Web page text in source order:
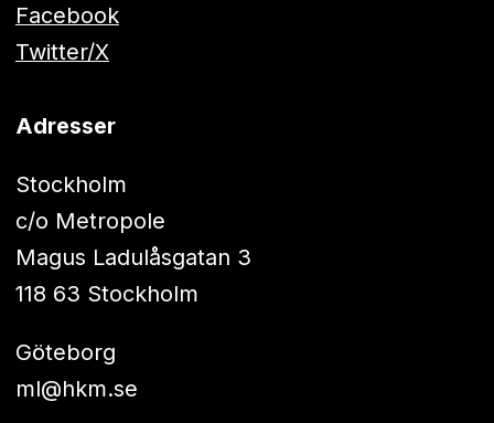
Facebook
Twitter/X
Adresser
Stockholm
c/o Metropole
Magus Ladulåsgatan 3
118 63 Stockholm
Göteborg
ml@hkm.se